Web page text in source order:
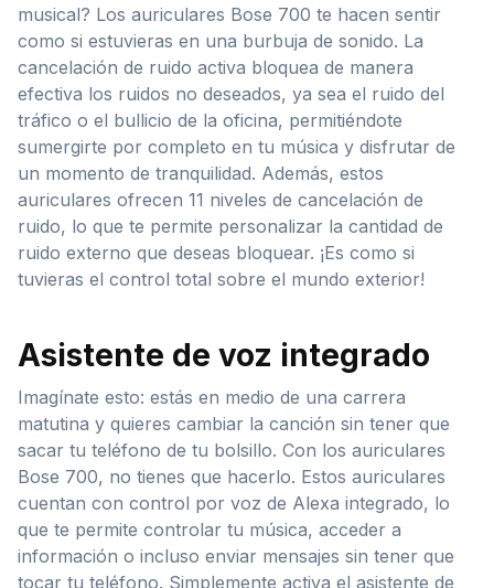
musical? Los auriculares Bose 700 te hacen sentir
como si estuvieras en una burbuja de sonido. La
cancelación de ruido activa bloquea de manera
efectiva los ruidos no deseados, ya sea el ruido del
tráfico o el bullicio de la oficina, permitiéndote
sumergirte por completo en tu música y disfrutar de
un momento de tranquilidad. Además, estos
auriculares ofrecen 11 niveles de cancelación de
ruido, lo que te permite personalizar la cantidad de
ruido externo que deseas bloquear. ¡Es como si
tuvieras el control total sobre el mundo exterior!
Asistente de voz integrado
Imagínate esto: estás en medio de una carrera
matutina y quieres cambiar la canción sin tener que
sacar tu teléfono de tu bolsillo. Con los auriculares
Bose 700, no tienes que hacerlo. Estos auriculares
cuentan con control por voz de Alexa integrado, lo
que te permite controlar tu música, acceder a
información o incluso enviar mensajes sin tener que
tocar tu teléfono. Simplemente activa el asistente de